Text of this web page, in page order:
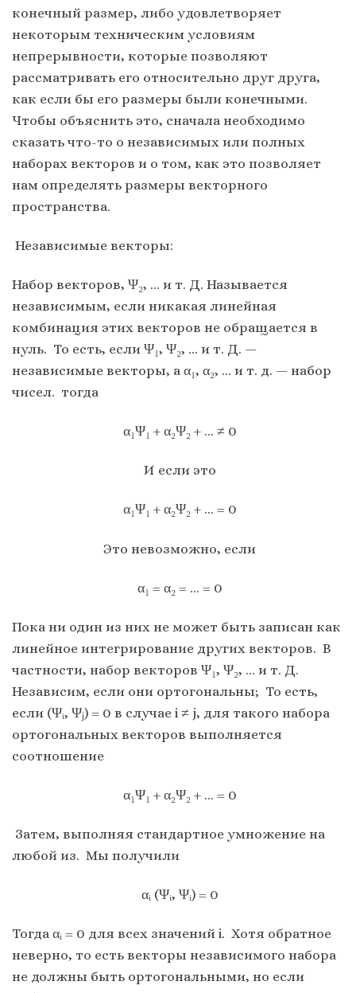
конечный размер, либо удовлетворяет
некоторым техническим условиям
непрерывности, которые позволяют
рассматривать его относительно друг друга,
как если бы его размеры были конечными.
Чтобы объяснить это, сначала необходимо
сказать что-то о независимых или полных
наборах векторов и о том, как это позволяет
нам определять размеры векторного
пространства.
Независимые векторы:
Набор векторов, Ψ₂, … и т. Д. Называется
независимым, если никакая линейная
комбинация этих векторов не обращается в
нуль. То есть, если Ψ₁, Ψ₂, … и т. Д. —
независимые векторы, а α₁, α₂, … и т. д. — набор
чисел. тогда
α₁Ψ₁ + α₂Ψ₂ + … ≠ 0
И если это
α₁Ψ₁ + α₂Ψ₂ + … = 0
Это невозможно, если
α₁ = α₂ = … = 0
Пока ни один из них не может быть записан как
линейное интегрирование других векторов. В
частности, набор векторов Ψ₁, Ψ₂, … и т. Д.
Независим, если они ортогональны; То есть,
если (Ψᵢ, Ψⱼ) = 0 в случае i ≠ j, для такого набора
ортогональных векторов выполняется
соотношение
α₁Ψ₁ + α₂Ψ₂ + … = 0
Затем, выполняя стандартное умножение на
любой из. Мы получили
αᵢ (Ψᵢ, Ψᵢ) = 0
Тогда αᵢ = 0 для всех значений i. Хотя обратное
неверно, то есть векторы независимого набора
не должны быть ортогональными, но если